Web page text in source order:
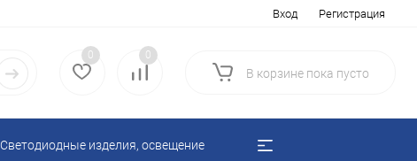
Вход Регистрация
0 0
В корзине пока пусто
Светодиодные изделия, освещение